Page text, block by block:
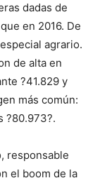
dadas de
en 2016. De
agrario.
de alta en
?41.829 y
más común:
?80.973?.
responsable
el boom de la